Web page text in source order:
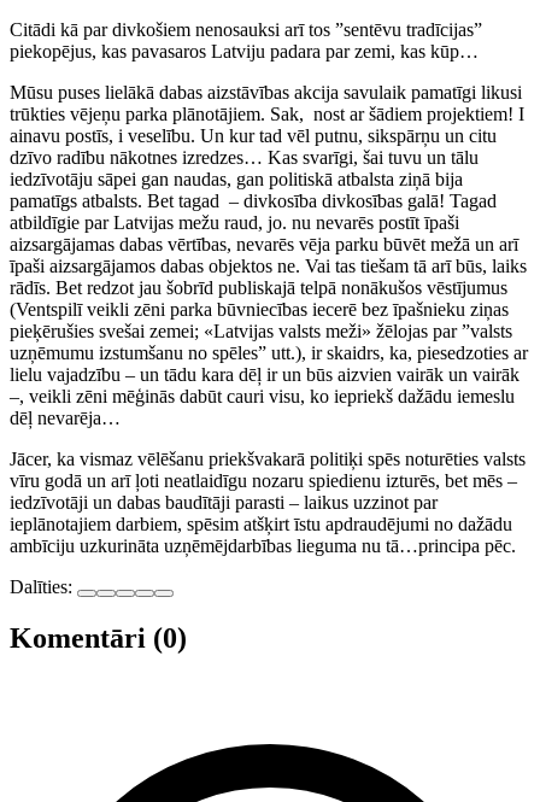
Citādi kā par divkošiem nenosauksi arī tos ”sentēvu tradīcijas”
piekopējus, kas pavasaros Latviju padara par zemi, kas kūp…
Mūsu puses lielākā dabas aizstāvības akcija savulaik pamatīgi likusi
trūkties vējeņu parka plānotājiem. Sak, nost ar šādiem projektiem! I
ainavu postīs, i veselību. Un kur tad vēl putnu, sikspārņu un citu
dzīvo radību nākotnes izredzes… Kas svarīgi, šai tuvu un tālu
iedzīvotāju sāpei gan naudas, gan politiskā atbalsta ziņā bija
pamatīgs atbalsts. Bet tagad – divkosība divkosības galā! Tagad
atbildīgie par Latvijas mežu raud, jo. nu nevarēs postīt īpaši
aizsargājamas dabas vērtības, nevarēs vēja parku būvēt mežā un arī
īpaši aizsargājamos dabas objektos ne. Vai tas tiešam tā arī būs, laiks
rādīs. Bet redzot jau šobrīd publiskajā telpā nonākušos vēstījumus
(Ventspilī veikli zēni parka būvniecības iecerē bez īpašnieku ziņas
pieķērušies svešai zemei; «Latvijas valsts meži» žēlojas par ”valsts
uzņēmumu izstumšanu no spēles” utt.), ir skaidrs, ka, piesedzoties ar
lielu vajadzību – un tādu kara dēļ ir un būs aizvien vairāk un vairāk
–, veikli zēni mēģinās dabūt cauri visu, ko iepriekš dažādu iemeslu
dēļ nevarēja…
Jācer, ka vismaz vēlēšanu priekšvakarā politiķi spēs noturēties valsts
vīru godā un arī ļoti neatlaidīgu nozaru spiedienu izturēs, bet mēs –
iedzīvotāji un dabas baudītāji parasti – laikus uzzinot par
ieplānotajiem darbiem, spēsim atšķirt īstu apdraudējumi no dažādu
ambīciju uzkurināta uzņēmējdarbības lieguma nu tā…principa pēc.
Dalīties:
Komentāri (0)